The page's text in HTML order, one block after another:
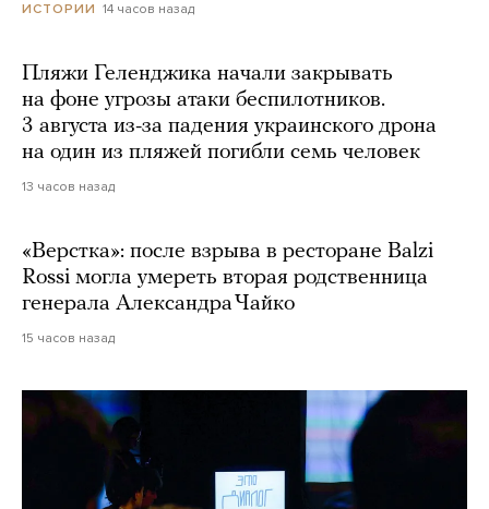
ИСТОРИИ 14 часов назад
Пляжи Геленджика начали закрывать
на фоне угрозы атаки беспилотников.
3 августа из-за падения украинского дрона
на один из пляжей погибли семь человек
13 часов назад
«Верстка»: после взрыва в ресторане Balzi
Rossi могла умереть вторая родственница
генерала Александра Чайко
15 часов назад